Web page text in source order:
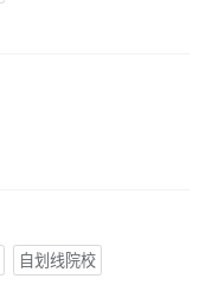
自划线院校